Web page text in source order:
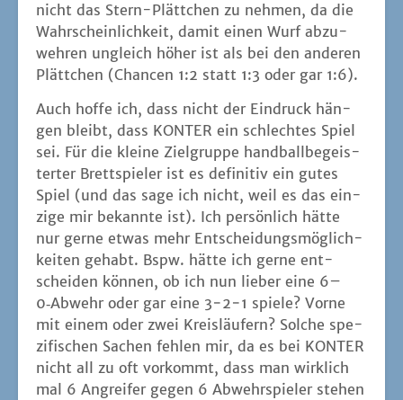
nicht das Stern-Plätt­chen zu neh­men, da die
Wahr­schein­lich­keit, damit einen Wurf abzu­
weh­ren ungleich höher ist als bei den ande­ren
Plätt­chen (Chan­cen 1:2 statt 1:3 oder gar 1:6).
Auch hof­fe ich, dass nicht der Ein­druck hän­
gen bleibt, dass KONTER ein schlech­tes Spiel
sei. Für die klei­ne Ziel­grup­pe hand­ball­be­geis­
ter­ter Brett­spie­ler ist es defi­ni­tiv ein gutes
Spiel (und das sage ich nicht, weil es das ein­
zi­ge mir bekann­te ist). Ich per­sön­lich hät­te
nur ger­ne etwas mehr Ent­schei­dungs­mög­lich­
kei­ten gehabt. Bspw. hät­te ich ger­ne ent­
schei­den kön­nen, ob ich nun lie­ber eine 6–
0‑Abwehr oder gar eine 3−2−1 spie­le? Vor­ne
mit einem oder zwei Kreis­läu­fern? Sol­che spe­
zi­fi­schen Sachen feh­len mir, da es bei KONTER
nicht all zu oft vor­kommt, dass man wirk­lich
mal 6 Angrei­fer gegen 6 Abwehr­spie­ler ste­hen